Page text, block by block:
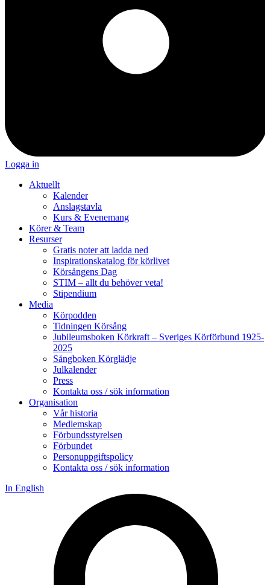
Logga in
Aktuellt
Kalender
Anslagstavla
Kurs & Evenemang
Körer & Team
Resurser
Gratis noter att ladda ned
Inspirationskatalog för körlivet
Körsångens Dag
STIM – allt du behöver veta!
Stipendium
Media
Körpodden
Tidningen Körsång
Jubileumsboken Körkraft – Sveriges Körförbund 1925-
2025
Sångboken Körglädje
Julkalender
Press
Kontakta oss / sök information
Organisation
Vår historia
Medlemskap
Förbundsstyrelsen
Förbundet
Personuppgiftspolicy
Kontakta oss / sök information
In English